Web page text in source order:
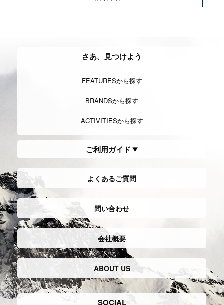
さあ、見つけよう
FEATURESから探す
BRANDSから探す
ACTIVITIESから探す
ご利用ガイド
よくあるご質問
問い合わせ
会社概要
ABOUT US
SOCIAL